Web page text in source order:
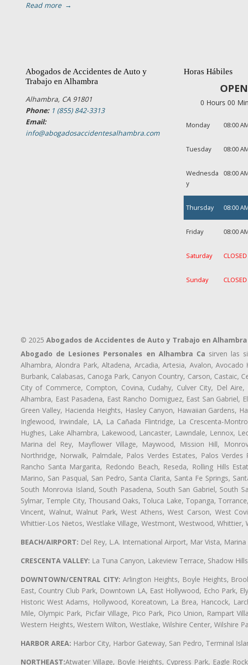
Read more →
Abogados de Accidentes de Auto y
Trabajo en Alhambra
Alhambra, CA 91801
Phone: 1 (855) 842-3313
Email:
info@abogadosaccidentesalhambra.com
Horas Hábiles
0 Hours 00
Monday 08:00
Tuesday 08:00
Wednesda
y
08:00
Thursday 08:00
Friday 08:00
Saturday CLOSED
Sunday CLOSED
© 2025 Abogados de Accidentes de Auto y Trabajo en Alhambra
Abogado de Lesiones Personales en Alhambra Ca sirven las
Alhambra, Alondra Park, Altadena, Arcadia, Artesia, Avalon,
Burbank, Calabasas, Canoga Park, Canyon Country, Carson,
City of Commerce, Compton, Covina, Cudahy, Culver City, Del
Alhambra, East Pasadena, East Rancho Domiguez, East San Gabriel,
Green Valley, Hacienda Heights, Hasley Canyon, Hawaiian Gardens,
Inglewood, Irwindale, LA, La Cañada Flintridge, La Crescenta-
Hughes, Lake Alhambra, Lakewood, Lancaster, Lawndale, Lennox,
Marina del Rey, Mayflower Village, Maywood, Mission Hill,
Northridge, Norwalk, Palmdale, Palos Verdes Estates, Palos
Rancho Santa Margarita, Redondo Beach, Reseda, Rolling Hills
Marino, San Pasqual, San Pedro, Santa Clarita, Santa Fe Springs,
South Monrovia Island, South Pasadena, South San Gabriel, South
Sylmar, Temple City, Thousand Oaks, Toluca Lake, Topanga,
Vincent, Walnut, Walnut Park, West Athens, West Carson, West
Whittier-Los Nietos, Westlake Village, Westmont, Westwood, Whittier,
BEACH/AIRPORT: Del Rey, L.A. International Airport, Mar Vista,
CRESCENTA VALLEY: La Tuna Canyon, Lakeview Terrace, Shadow
DOWNTOWN/CENTRAL CITY: Arlington Heights, Boyle Heights,
East, Country Club Park, Downtown LA, East Hollywood, Echo Park,
Historic West Adams, Hollywood, Koreatown, La Brea, Hancock,
Mile, Olympic Park, Picfair Village, Pico Park, Pico Union, Rampart
Western Heights, Western Wilton, Westlake, Wilshire Center, Wilshire
HARBOR AREA: Harbor City, Harbor Gateway, San Pedro, Terminal
NORTHEAST:Atwater Village, Boyle Heights, Cypress Park, Eagle